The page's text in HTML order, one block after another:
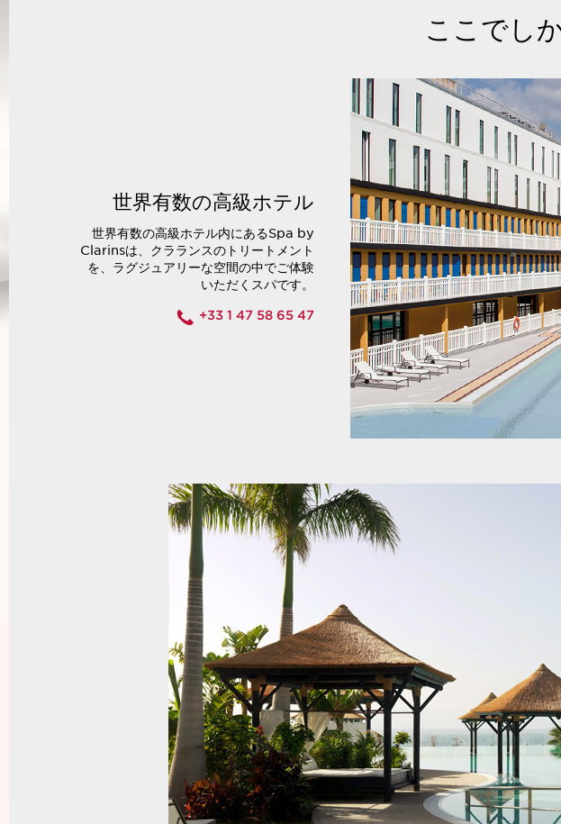
ここでし
世界有数の高級ホテル
世界有数の高級ホテル内にあるSpa by
Clarinsは、クラランスのトリートメント
を、ラグジュアリーな空間の中でご体験
いただくスパです。
+33 1 47 58 65 47